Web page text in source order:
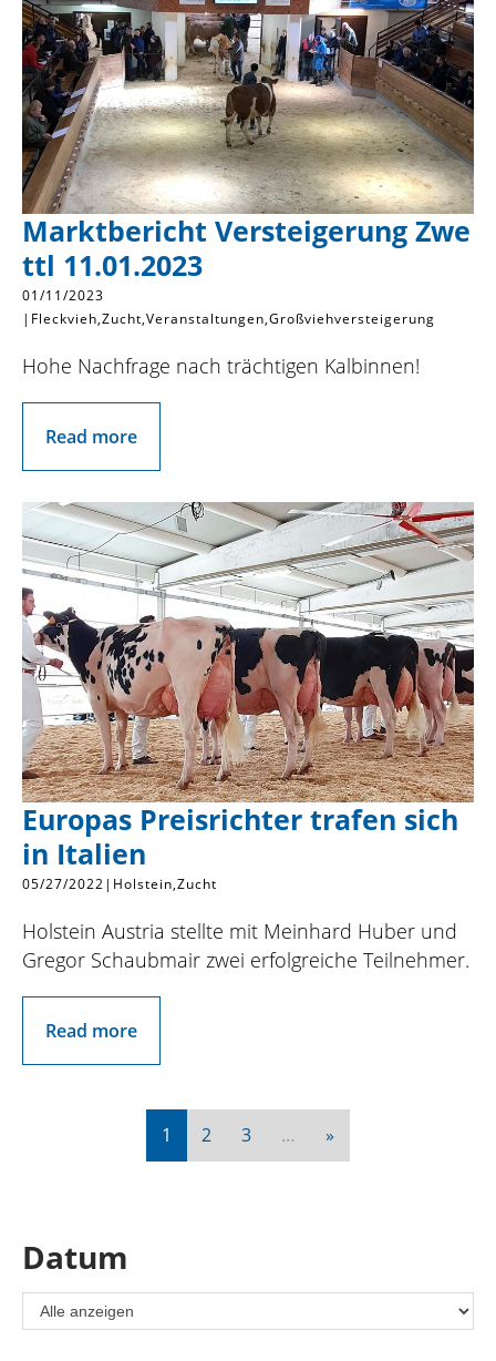
Marktbericht Versteigerung Zwe
ttl 11.01.2023
01/11/2023
| Fleckvieh Zucht Veranstaltungen Großviehversteigerung
Hohe Nachfrage nach trächtigen Kalbinnen!
Read more
Europas Preisrichter trafen sich
in Italien
05/27/2022| Holstein Zucht
Holstein Austria stellte mit Meinhard Huber und
Gregor Schaubmair zwei erfolgreiche Teilnehmer.
Read more
1 2 3 … »
Datum